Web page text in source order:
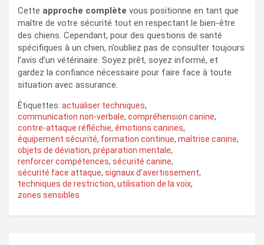
Cette approche complète vous positionne en tant que
maître de votre sécurité tout en respectant le bien-être
des chiens. Cependant, pour des questions de santé
spécifiques à un chien, n’oubliez pas de consulter toujours
l’avis d’un vétérinaire. Soyez prêt, soyez informé, et
gardez la confiance nécessaire pour faire face à toute
situation avec assurance.
Étiquettes: actualiser techniques,
communication non-verbale, compréhension canine,
contre-attaque réfléchie, émotions canines,
équipement sécurité, formation continue, maîtrise canine,
objets de déviation, préparation mentale,
renforcer compétences, sécurité canine,
sécurité face attaque, signaux d'avertissement,
techniques de restriction, utilisation de la voix,
zones sensibles